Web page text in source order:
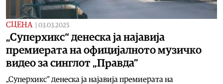
СЦЕНА 03.03.2025
„Суперхикс“ денеска ја најавија
премиерата на официјалното музичко
видео за синглот „Правда”
„Суперхикс“ денеска ја најавија премиерата на